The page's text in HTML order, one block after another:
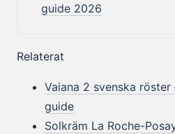
guide 2026
Relaterat
Vaiana 2 svenska
guide
Solkräm La Roche-